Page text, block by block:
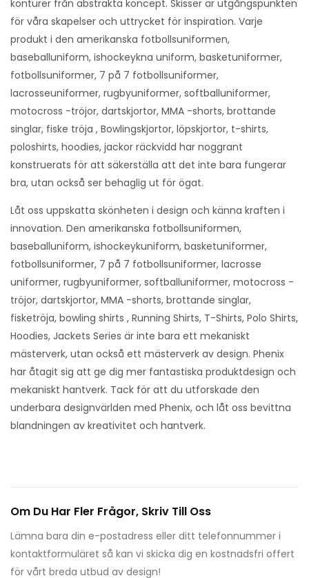
konturer från abstrakta koncept. Skisser är utgångspunkten
för våra skapelser och uttrycket för inspiration. Varje
produkt i den amerikanska fotbollsuniformen,
baseballuniform, ishockeykna uniform, basketuniformer,
fotbollsuniformer, 7 på 7 fotbollsuniformer,
lacrosseuniformer, rugbyuniformer, softballuniformer,
motocross -tröjor, dartskjortor, MMA -shorts, brottande
singlar, fiske tröja , Bowlingskjortor, löpskjortor, t-shirts,
poloshirts, hoodies, jackor räckvidd har noggrant
konstruerats för att säkerställa att det inte bara fungerar
bra, utan också ser behaglig ut för ögat.
Låt oss uppskatta skönheten i design och känna kraften i
innovation. Den amerikanska fotbollsuniformen,
baseballuniform, ishockeykuniform, basketuniformer,
fotbollsuniformer, 7 på 7 fotbollsuniformer, lacrosse
uniformer, rugbyuniformer, softballuniformer, motocross -
tröjor, dartskjortor, MMA -shorts, brottande singlar,
fisketröja, bowling shirts , Running Shirts, T-Shirts, Polo Shirts,
Hoodies, Jackets Series är inte bara ett mekaniskt
mästerverk, utan också ett mästerverk av design. Phenix
har åtagit sig att ge dig mer fantastiska produktdesign och
mekaniskt hantverk. Tack för att du utforskade den
underbara designvärlden med Phenix, och låt oss bevittna
blandningen av kreativitet och hantverk.
Om Du Har Fler Frågor, Skriv Till Oss
Lämna bara din e-postadress eller ditt telefonnummer i
kontaktformuläret så kan vi skicka dig en kostnadsfri offert
för vårt breda utbud av design!